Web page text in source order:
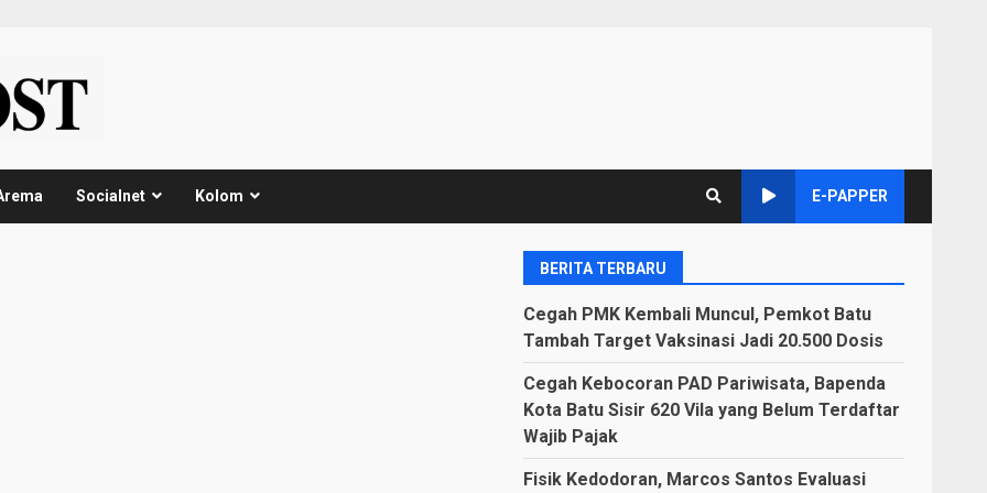
Socialnet Kolom E-PAPPER
BERITA TERBARU
Cegah PMK Kembali Muncul, Pemkot Batu
Tambah Target Vaksinasi Jadi 20.500 Dosis
Cegah Kebocoran PAD Pariwisata, Bapenda
Kota Batu Sisir 620 Vila yang Belum Terdaftar
Wajib Pajak
Fisik Kedodoran, Marcos Santos Evaluasi